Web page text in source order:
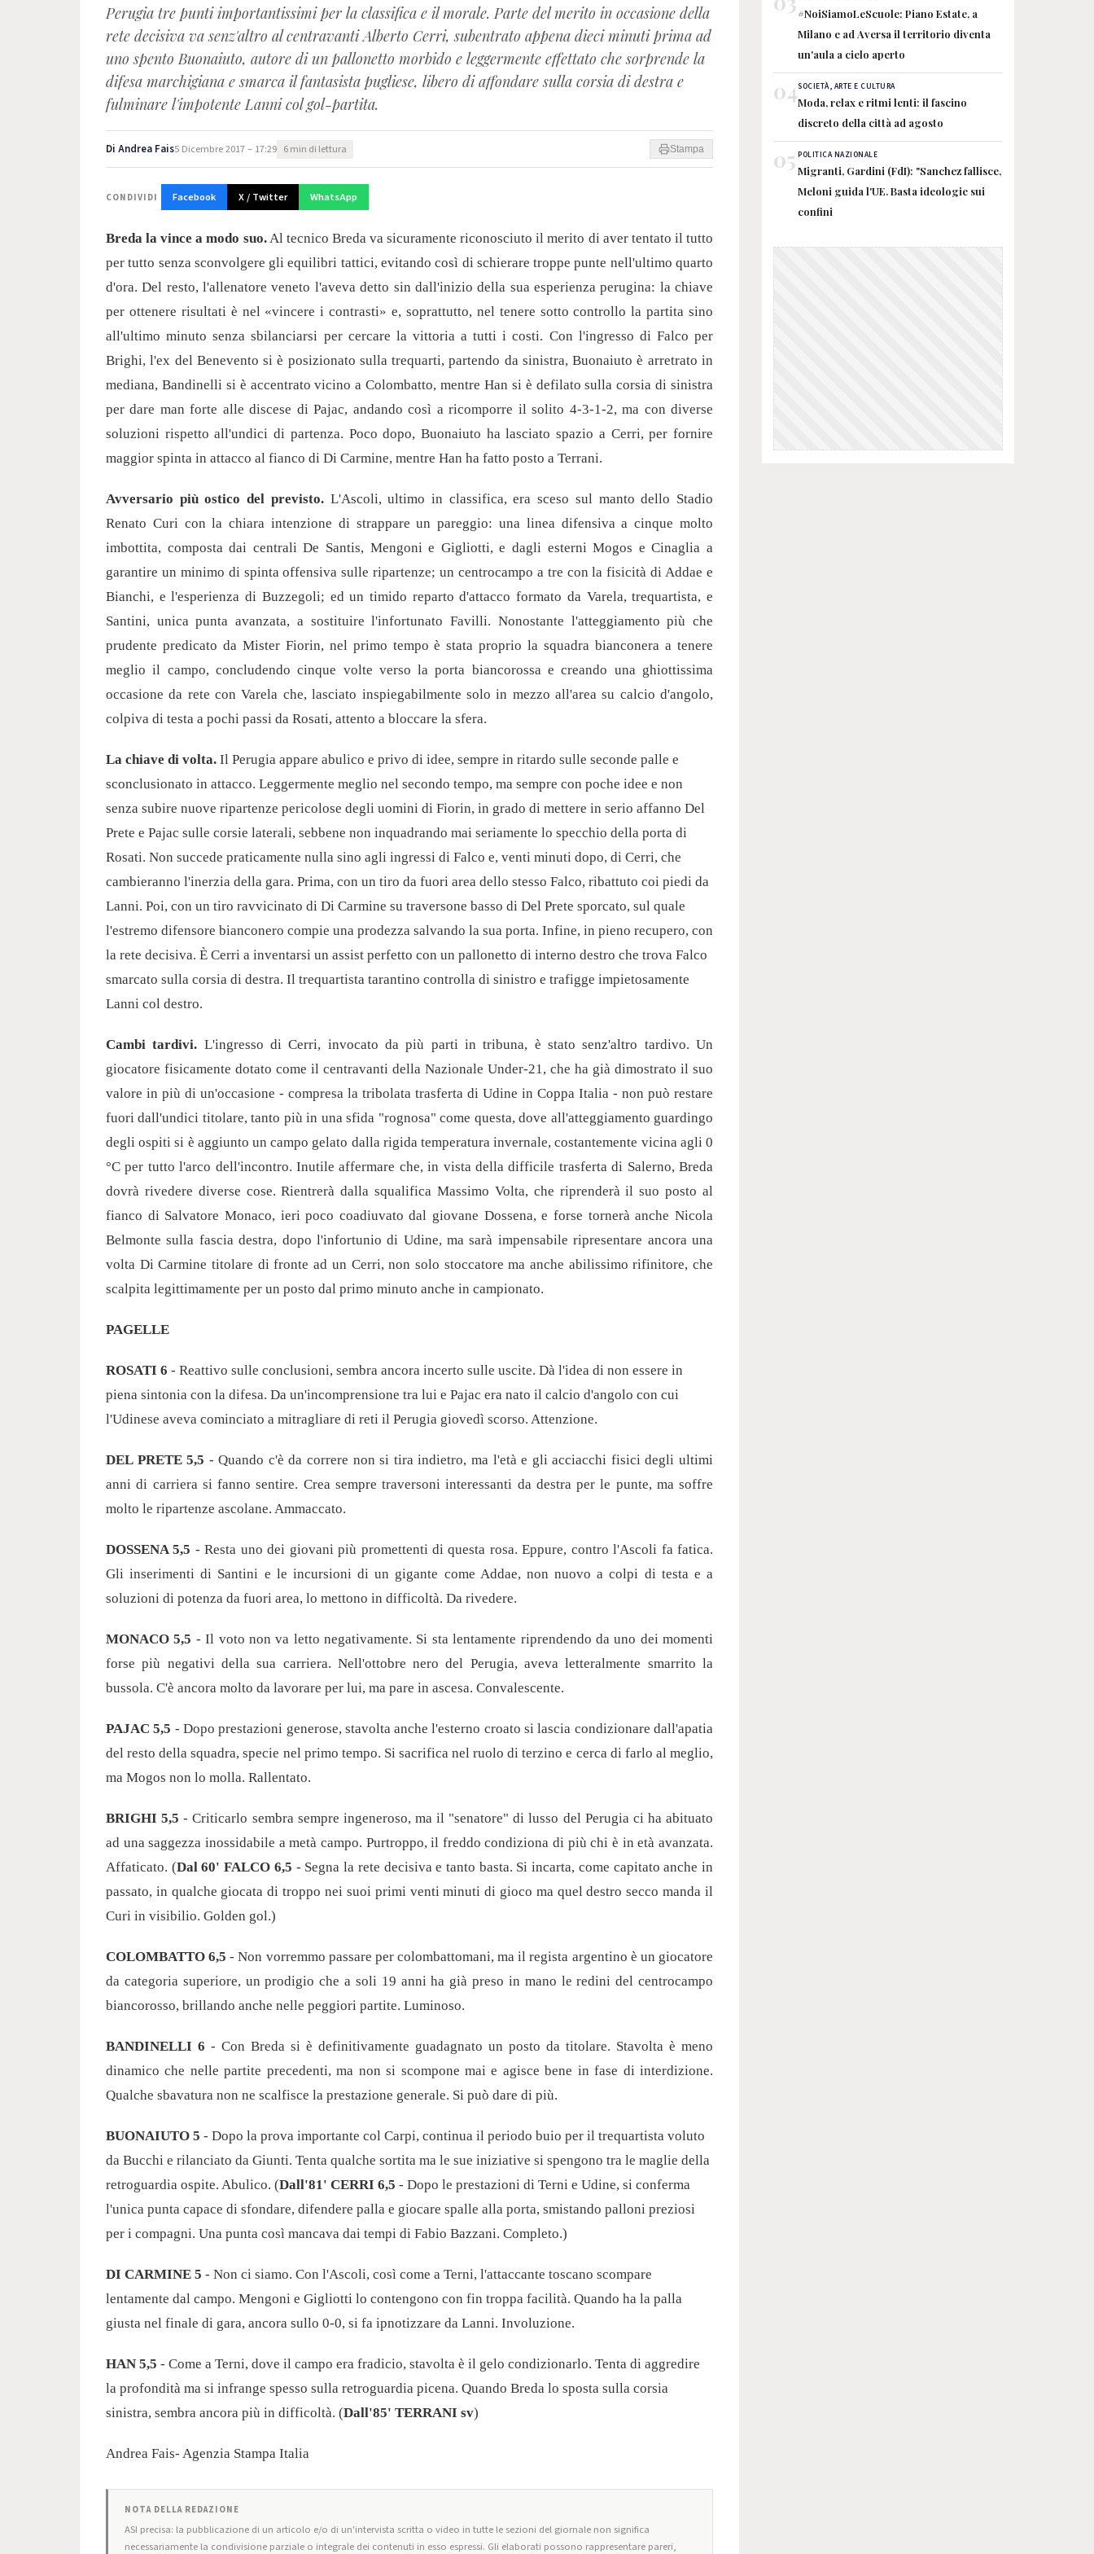
Perugia tre punti importantissimi per la classifica e il morale. Parte del merito in occasione della
rete decisiva va senz'altro al centravanti Alberto Cerri, subentrato appena dieci minuti prima ad
uno spento Buonaiuto, autore di un pallonetto morbido e leggermente effettato che sorprende la
difesa marchigiana e smarca il fantasista pugliese, libero di affondare sulla corsia di destra e
fulminare l'impotente Lanni col gol-partita.
Di Andrea Fais5 Dicembre 2017 – 17:29 6 min di lettura Stampa
CONDIVIDI Facebook X / Twitter WhatsApp
Breda la vince a modo suo.Al tecnico Breda va sicuramente riconosciuto il merito di aver tentato il tutto
per tutto senza sconvolgere gli equilibri tattici, evitando così di schierare troppe punte nell'ultimo quarto
d'ora. Del resto, l'allenatore veneto l'aveva detto sin dall'inizio della sua esperienza perugina: la chiave
per ottenere risultati è nel «vincere i contrasti» e, soprattutto, nel tenere sotto controllo la partita sino
all'ultimo minuto senza sbilanciarsi per cercare la vittoria a tutti i costi. Con l'ingresso di Falco per
Brighi, l'ex del Benevento si è posizionato sulla trequarti, partendo da sinistra, Buonaiuto è arretrato in
mediana, Bandinelli si è accentrato vicino a Colombatto, mentre Han si è defilato sulla corsia di sinistra
per dare man forte alle discese di Pajac, andando così a ricomporre il solito 4-3-1-2, ma con diverse
soluzioni rispetto all'undici di partenza. Poco dopo, Buonaiuto ha lasciato spazio a Cerri, per fornire
maggior spinta in attacco al fianco di Di Carmine, mentre Han ha fatto posto a Terrani.
Avversario più ostico del previsto.L'Ascoli, ultimo in classifica, era sceso sul manto dello Stadio
Renato Curi con la chiara intenzione di strappare un pareggio: una linea difensiva a cinque molto
imbottita, composta dai centrali De Santis, Mengoni e Gigliotti, e dagli esterni Mogos e Cinaglia a
garantire un minimo di spinta offensiva sulle ripartenze; un centrocampo a tre con la fisicità di Addae e
Bianchi, e l'esperienza di Buzzegoli; ed un timido reparto d'attacco formato da Varela, trequartista, e
Santini, unica punta avanzata, a sostituire l'infortunato Favilli. Nonostante l'atteggiamento più che
prudente predicato da Mister Fiorin, nel primo tempo è stata proprio la squadra bianconera a tenere
meglio il campo, concludendo cinque volte verso la porta biancorossa e creando una ghiottissima
occasione da rete con Varela che, lasciato inspiegabilmente solo in mezzo all'area su calcio d'angolo,
colpiva di testa a pochi passi da Rosati, attento a bloccare la sfera.
La chiave di volta. Il Perugia appare abulico e privo di idee, sempre in ritardo sulle seconde palle e
sconclusionato in attacco. Leggermente meglio nel secondo tempo, ma sempre con poche idee e non
senza subire nuove ripartenze pericolose degli uomini di Fiorin, in grado di mettere in serio affanno Del
Prete e Pajac sulle corsie laterali, sebbene non inquadrando mai seriamente lo specchio della porta di
Rosati. Non succede praticamente nulla sino agli ingressi di Falco e, venti minuti dopo, di Cerri, che
cambieranno l'inerzia della gara. Prima, con un tiro da fuori area dello stesso Falco, ribattuto coi piedi da
Lanni. Poi, con un tiro ravvicinato di Di Carmine su traversone basso di Del Prete sporcato, sul quale
l'estremo difensore bianconero compie una prodezza salvando la sua porta. Infine, in pieno recupero, con
la rete decisiva. È Cerri a inventarsi un assist perfetto con un pallonetto di interno destro che trova Falco
smarcato sulla corsia di destra. Il trequartista tarantino controlla di sinistro e trafigge impietosamente
Lanni col destro.
Cambi tardivi. L'ingresso di Cerri, invocato da più parti in tribuna, è stato senz'altro tardivo. Un
giocatore fisicamente dotato come il centravanti della Nazionale Under-21, che ha già dimostrato il suo
valore in più di un'occasione - compresa la tribolata trasferta di Udine in Coppa Italia - non può restare
fuori dall'undici titolare, tanto più in una sfida "rognosa" come questa, dove all'atteggiamento guardingo
degli ospiti si è aggiunto un campo gelato dalla rigida temperatura invernale, costantemente vicina agli 0
°C per tutto l'arco dell'incontro. Inutile affermare che, in vista della difficile trasferta di Salerno, Breda
dovrà rivedere diverse cose. Rientrerà dalla squalifica Massimo Volta, che riprenderà il suo posto al
fianco di Salvatore Monaco, ieri poco coadiuvato dal giovane Dossena, e forse tornerà anche Nicola
Belmonte sulla fascia destra, dopo l'infortunio di Udine, ma sarà impensabile ripresentare ancora una
volta Di Carmine titolare di fronte ad un Cerri, non solo stoccatore ma anche abilissimo rifinitore, che
scalpita legittimamente per un posto dal primo minuto anche in campionato.
PAGELLE
ROSATI 6 - Reattivo sulle conclusioni, sembra ancora incerto sulle uscite. Dà l'idea di non essere in
piena sintonia con la difesa. Da un'incomprensione tra lui e Pajac era nato il calcio d'angolo con cui
l'Udinese aveva cominciato a mitragliare di reti il Perugia giovedì scorso. Attenzione.
DEL PRETE 5,5 - Quando c'è da correre non si tira indietro, ma l'età e gli acciacchi fisici degli ultimi
anni di carriera si fanno sentire. Crea sempre traversoni interessanti da destra per le punte, ma soffre
molto le ripartenze ascolane. Ammaccato.
DOSSENA 5,5 - Resta uno dei giovani più promettenti di questa rosa. Eppure, contro l'Ascoli fa fatica.
Gli inserimenti di Santini e le incursioni di un gigante come Addae, non nuovo a colpi di testa e a
soluzioni di potenza da fuori area, lo mettono in difficoltà. Da rivedere.
MONACO 5,5 - Il voto non va letto negativamente. Si sta lentamente riprendendo da uno dei momenti
forse più negativi della sua carriera. Nell'ottobre nero del Perugia, aveva letteralmente smarrito la
bussola. C'è ancora molto da lavorare per lui, ma pare in ascesa. Convalescente.
PAJAC 5,5 - Dopo prestazioni generose, stavolta anche l'esterno croato si lascia condizionare dall'apatia
del resto della squadra, specie nel primo tempo. Si sacrifica nel ruolo di terzino e cerca di farlo al meglio,
ma Mogos non lo molla. Rallentato.
BRIGHI 5,5 - Criticarlo sembra sempre ingeneroso, ma il "senatore" di lusso del Perugia ci ha abituato
ad una saggezza inossidabile a metà campo. Purtroppo, il freddo condiziona di più chi è in età avanzata.
Affaticato. (Dal 60' FALCO 6,5 - Segna la rete decisiva e tanto basta. Si incarta, come capitato anche in
passato, in qualche giocata di troppo nei suoi primi venti minuti di gioco ma quel destro secco manda il
Curi in visibilio. Golden gol.)
COLOMBATTO 6,5 - Non vorremmo passare per colombattomani, ma il regista argentino è un giocatore
da categoria superiore, un prodigio che a soli 19 anni ha già preso in mano le redini del centrocampo
biancorosso, brillando anche nelle peggiori partite. Luminoso.
BANDINELLI 6 - Con Breda si è definitivamente guadagnato un posto da titolare. Stavolta è meno
dinamico che nelle partite precedenti, ma non si scompone mai e agisce bene in fase di interdizione.
Qualche sbavatura non ne scalfisce la prestazione generale. Si può dare di più.
BUONAIUTO 5 - Dopo la prova importante col Carpi, continua il periodo buio per il trequartista voluto
da Bucchi e rilanciato da Giunti. Tenta qualche sortita ma le sue iniziative si spengono tra le maglie della
retroguardia ospite. Abulico. (Dall'81' CERRI 6,5 - Dopo le prestazioni di Terni e Udine, si conferma
l'unica punta capace di sfondare, difendere palla e giocare spalle alla porta, smistando palloni preziosi
per i compagni. Una punta così mancava dai tempi di Fabio Bazzani. Completo.)
DI CARMINE 5 - Non ci siamo. Con l'Ascoli, così come a Terni, l'attaccante toscano scompare
lentamente dal campo. Mengoni e Gigliotti lo contengono con fin troppa facilità. Quando ha la palla
giusta nel finale di gara, ancora sullo 0-0, si fa ipnotizzare da Lanni. Involuzione.
HAN 5,5 - Come a Terni, dove il campo era fradicio, stavolta è il gelo condizionarlo. Tenta di aggredire
la profondità ma si infrange spesso sulla retroguardia picena. Quando Breda lo sposta sulla corsia
sinistra, sembra ancora più in difficoltà. (Dall'85' TERRANI sv)
Andrea Fais- Agenzia Stampa Italia
NOTA DELLA REDAZIONE
ASI precisa: la pubblicazione di un articolo e/o di un'intervista scritta o video in tutte le sezioni del giornale non significa
necessariamente la condivisione parziale o integrale dei contenuti in esso espressi. Gli elaborati possono rappresentare pareri,
#NoiSiamoLeScuole: Piano Estate, a
Milano e ad Aversa il territorio diventa
un'aula a cielo aperto
04SOCIETÀ, ARTE E CULTURA
Moda, relax e ritmi lenti: il fascino
discreto della città ad agosto
05 POLITICA NAZIONALE
Migranti, Gardini (FdI): "Sanchez fallisce,
Meloni guida l'UE. Basta ideologie sui
confini